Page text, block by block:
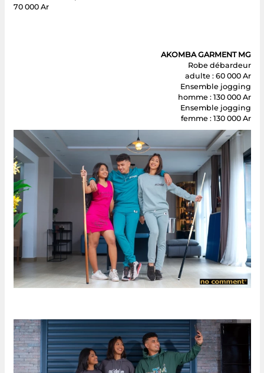
70 000 Ar
AKOMBA GARMENT MG
Robe débardeur
adulte : 60 000 Ar
Ensemble jogging
homme : 130 000 Ar
Ensemble jogging
femme : 130 000 Ar